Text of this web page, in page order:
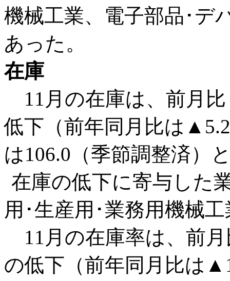
機械工業、電子部品･デ
あった。
在庫
11月の在庫は、前月
低下（前年同月比は
は106.0（季節調整済）
在庫の低下に寄与した
用･生産用･業務用機械
11月の在庫率は、前
の低下（前年同月比は